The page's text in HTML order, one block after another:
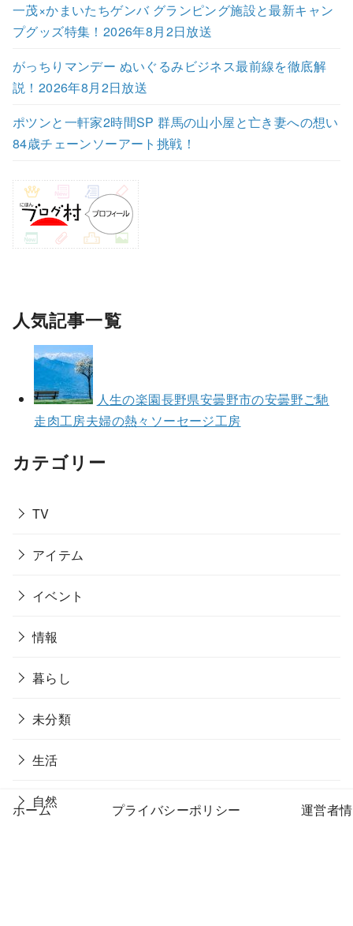
一茂×かまいたちゲンバ グランピング施設と最新キャン
プグッズ特集！2026年8月2日放送
がっちりマンデー ぬいぐるみビジネス最前線を徹底解
説！2026年8月2日放送
ポツンと一軒家2時間SP 群馬の山小屋と亡き妻への想い
84歳チェーンソーアート挑戦！
人気記事一覧
人生の楽園長野県安曇野市の安曇野ご馳
走肉工房夫婦の熱々ソーセージ工房
カテゴリー
TV
アイテム
イベント
情報
暮らし
未分類
生活
自然
ホーム プライバシーポリシー 運営者